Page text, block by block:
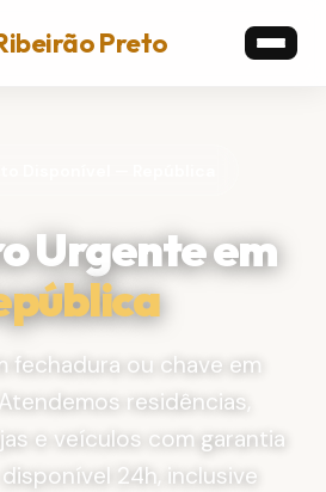
Preto
Disponível — República
Urgente em
fechadura ou chave em
residências,
e veículos com garantia
24h, inclusive